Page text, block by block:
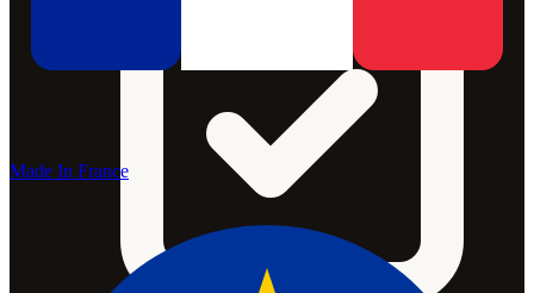
Made In France